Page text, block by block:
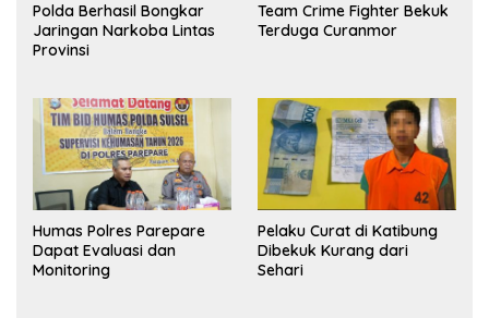
Polda Berhasil Bongkar
Jaringan Narkoba Lintas
Provinsi
Team Crime Fighter Bekuk
Terduga Curanmor
Humas Polres Parepare
Dapat Evaluasi dan
Monitoring
Pelaku Curat di Katibung
Dibekuk Kurang dari
Sehari